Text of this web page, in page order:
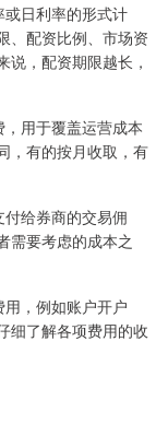
日利率的形式计
、配资比例、市场资
，配资期限越长，
用于覆盖运营成本
，有的按月收取，有
给券商的交易佣
需要考虑的成本之
，例如账户开户
细了解各项费用的收